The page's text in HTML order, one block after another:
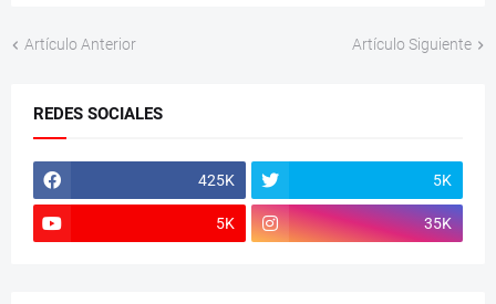
Artículo Anterior Artículo Siguiente
REDES SOCIALES
425K 5K
5K 35K